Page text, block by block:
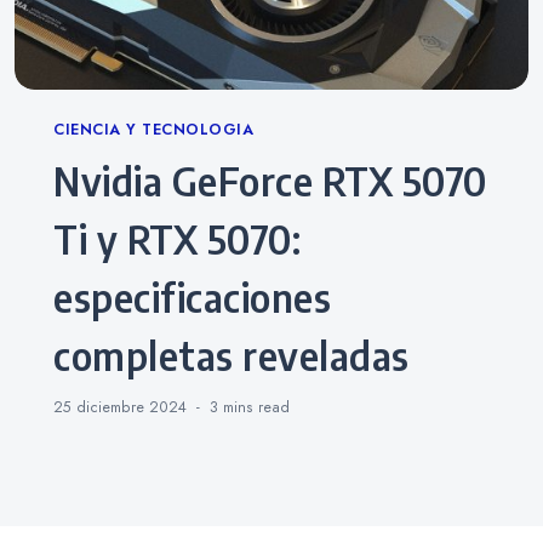
Categories
CIENCIA Y TECNOLOGIA
Nvidia GeForce RTX 5070
Ti y RTX 5070:
especificaciones
completas reveladas
25 diciembre 2024 3 mins read